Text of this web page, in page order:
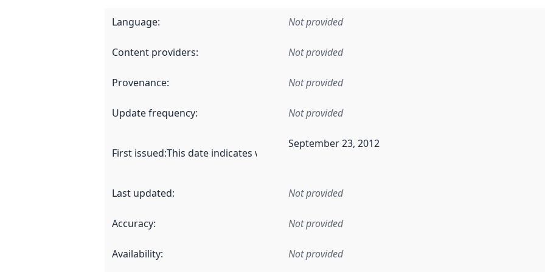
Language: Not provided
Content providers: Not provided
Provenance: Not provided
Update frequency: Not provided
First issued:This date indicates when the data in this dataset was first released. It may have
September 23, 2012
Last updated: Not provided
Accuracy: Not provided
Availability: Not provided